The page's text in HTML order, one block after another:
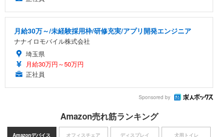
月給30万～/未経験採用枠/研修充実/アプリ開発エンジニア
ナナイロモバイル株式会社
埼玉県
月給30万円～50万円
正社員
Sponsored by
Amazon売れ筋ランキング
Amazonデバイス オフィスチェア ディスプレイ 犬用トイレ